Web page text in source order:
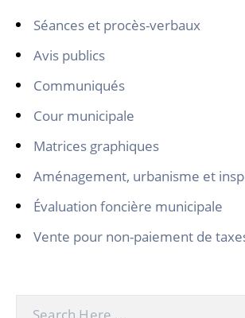
Séances et procès-verbaux
Avis publics
Communiqués
Cour municipale
Matrices graphiques
Aménagement, urbanisme et
Évaluation foncière municipale
Vente pour non-paiement de